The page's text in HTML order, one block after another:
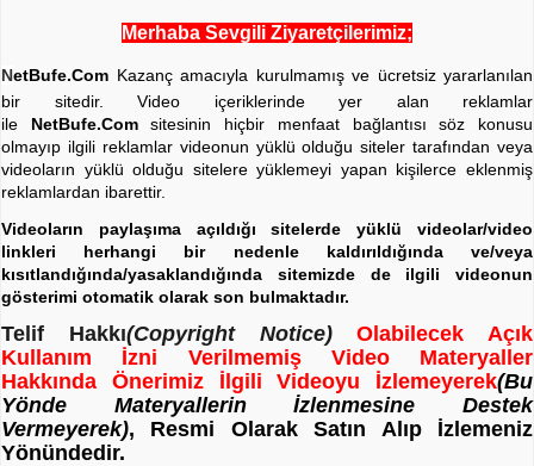
Merhaba Sevgili Ziyaretçilerimiz;
NetBufe.Com Kazanç amacıyla kurulmamış ve ücretsiz yararlanılan
bir sitedir. Video içeriklerinde yer alan reklamlar
ile NetBufe.Comsitesinin hiçbir menfaat bağlantısı söz konusu
olmayıp ilgili reklamlar videonun yüklü olduğu siteler tarafından veya
videoların yüklü olduğu sitelere yüklemeyi yapan kişilerce eklenmiş
reklamlardan ibarettir.
Videoların paylaşıma açıldığı sitelerde yüklü videolar/video
linkleri herhangi bir nedenle kaldırıldığında ve/veya
kısıtlandığında/yasaklandığında sitemizde de ilgili videonun
gösterimi otomatik olarak son bulmaktadır.
Telif Hakkı(Copyright Notice)
Olabilecek Açık
Kullanım İzni Verilmemiş Video Materyaller
Hakkında Önerimiz İlgili Videoyu İzlemeyerek(Bu
Yönde Materyallerin İzlenmesine Destek
Vermeyerek), Resmi Olarak Satın Alıp İzlemeniz
Yönündedir.